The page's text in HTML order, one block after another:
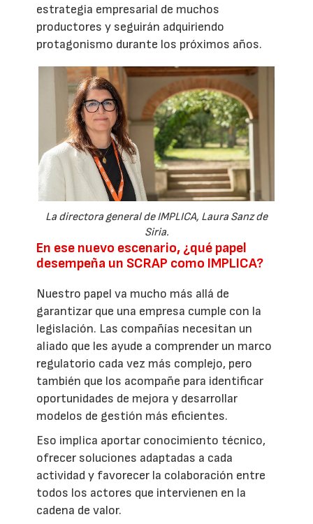
estrategia empresarial de muchos
productores y seguirán adquiriendo
protagonismo durante los próximos años.
La directora general de IMPLICA, Laura Sanz de
Siria.
En ese nuevo escenario, ¿qué papel
desempeña un SCRAP como IMPLICA?
Nuestro papel va mucho más allá de
garantizar que una empresa cumple con la
legislación. Las compañías necesitan un
aliado que les ayude a comprender un marco
regulatorio cada vez más complejo, pero
también que los acompañe para identificar
oportunidades de mejora y desarrollar
modelos de gestión más eficientes.
Eso implica aportar conocimiento técnico,
ofrecer soluciones adaptadas a cada
actividad y favorecer la colaboración entre
todos los actores que intervienen en la
cadena de valor.